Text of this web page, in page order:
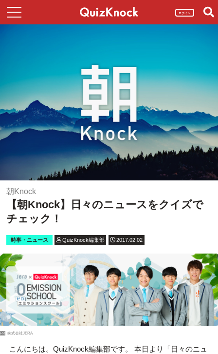
ログイン
朝Knock
【朝Knock】日々のニュースをクイズで
チェック！
時事・ニュース QuizKnock編集部 2017.02.02
PR 株式会社JERA
こんにちは。QuizKnock編集部です。 本日より「日々のニュ